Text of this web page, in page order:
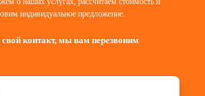
индивидуальное предложение.
свой контакт, мы вам перезвоним